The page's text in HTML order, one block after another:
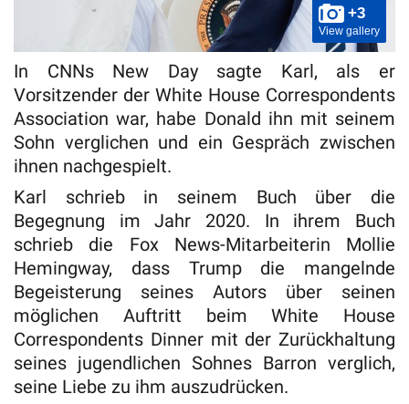
+3
View gallery
In CNNs New Day sagte Karl, als er
Vorsitzender der White House Correspondents
Association war, habe Donald ihn mit seinem
Sohn verglichen und ein Gespräch zwischen
ihnen nachgespielt.
Karl schrieb in seinem Buch über die
Begegnung im Jahr 2020. In ihrem Buch
schrieb die Fox News-Mitarbeiterin Mollie
Hemingway, dass Trump die mangelnde
Begeisterung seines Autors über seinen
möglichen Auftritt beim White House
Correspondents Dinner mit der Zurückhaltung
seines jugendlichen Sohnes Barron verglich,
seine Liebe zu ihm auszudrücken.